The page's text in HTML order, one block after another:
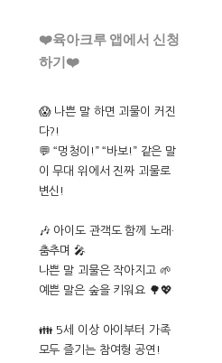
❤️육아크루 앱에서 신청
하기❤️
😱 나쁜 말 하면 괴물이 커진
다?!
💬 “멍청이!” “바보!” 같은 말
이 무대 위에서 진짜 괴물로
변신!
🎶 아이도 관객도 함께 노래·
춤추며 🎤
나쁜 말 괴물은 작아지고 🌱
예쁜 말은 숲을 키워요 🌳💖
👪 5세 이상 아이부터 가족
모두 즐기는 참여형 공연!